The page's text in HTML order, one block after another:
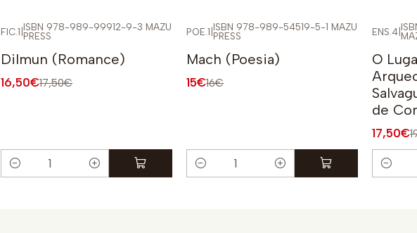
FIC.1 ISBN 978-989-99912-9-3 MAZU
PRESS
Dilmun (Romance)
16,50€17,50€
Quantidade
POE.1 ISBN 978-989-54519-5-1 MAZU
PRESS
Mach (Poesia)
15€16€
Quantidade
ENS.4
O
de
17,50€